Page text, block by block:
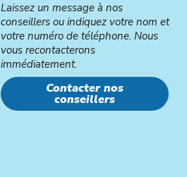
Laissez un message à nos
conseillers ou indiquez votre nom et
votre numéro de téléphone. Nous
vous recontacterons
immédiatement.
Contacter nos
conseillers